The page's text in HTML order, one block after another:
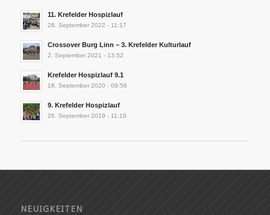
11. Krefelder Hospizlauf
28. September 2022 - 11:17
Crossover Burg Linn – 3. Krefelder Kulturlauf
2. September 2021 - 13:52
Krefelder Hospizlauf 9.1
18. September 2020 - 09:56
9. Krefelder Hospizlauf
26. September 2019 - 11:16
NEUIGKEITEN